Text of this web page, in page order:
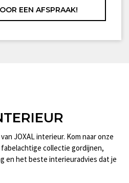
JOXAL interieur. Kom naar onze
collectie gordijnen,
en het beste interieuradvies dat je